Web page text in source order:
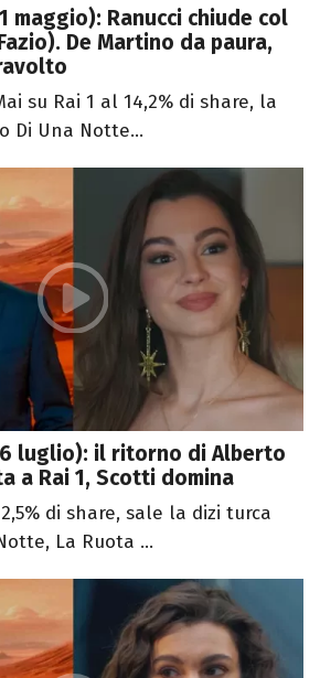
maggio): Ranucci chiude col
De Martino da paura,
su Rai 1 al 14,2% di share, la
Di Una Notte...
luglio): il ritorno di Alberto
a Rai 1, Scotti domina
di share, sale la dizi turca
La Ruota ...